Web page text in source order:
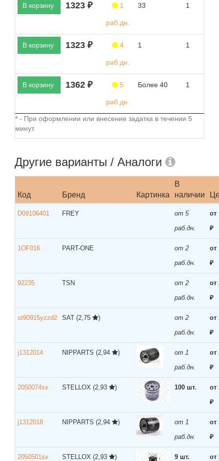
В корзину 1323 ₽ 1
раб.дн.
33 1
В корзину 1323 ₽ 4
раб.дн.
1 1
В корзину 1362 ₽ 5
раб.дн.
Более 40 1
* - При оформлении или внесение задатка в течении 5
минут.
Другие варианты / Аналоги
Код Бренд Картинка
В
наличии
D09106401 FREY
от 5
раб.дн.
от
₽
1OF016 PART-ONE
от 2
раб.дн.
от
₽
92235 TSN
от 2
раб.дн.
от
₽
st90915yzzd2 SAT (2,75 )
от 2
раб.дн.
от
₽
j1312014 NIPPARTS (2,94 )
от 1
раб.дн.
от
₽
2050074sx STELLOX (2,93 ) 100 шт.
от
₽
j1312018 NIPPARTS (2,94 )
от 1
раб.дн.
от
₽
2050501sx STELLOX (2,93 ) 9 шт. от